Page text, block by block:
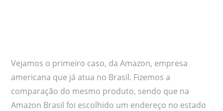
Vejamos o primeiro caso, da Amazon, empresa
americana que já atua no Brasil. Fizemos a
comparação do mesmo produto, sendo que na
Amazon Brasil foi escolhido um endereço no estado